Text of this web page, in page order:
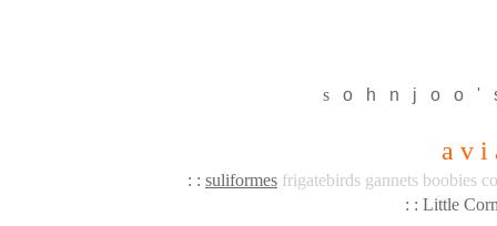
s o h n j o o '
a v i
: : suliformes frigatebirds gannets boobies
: : Little